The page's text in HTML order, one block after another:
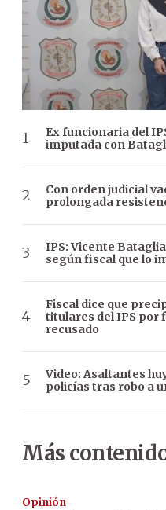
Ex funcionaria del
imputada con
Con orden judicial
prolongada
IPS: Vicente
según fiscal que lo
Fiscal dice que
titulares del IPS por
recusado
Video: Asaltantes
policías tras robo a
Más
Opinión